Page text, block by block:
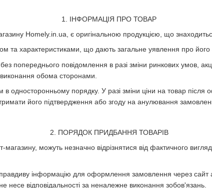
1. ІНФОРМАЦІЯ ПРО ТОВАР
Homely.in.ua, є оригінальною продукцією, що
та характеристиками, що дають загальне уявлення про його
попереднього повідомлення в разі зміни ринкових умов,
обома сторонами.
односторонньому порядку. У разі зміни ціни на товар
його підтвердження або згоду на анулювання
2. ПОРЯДОК ПРИДБАННЯ ТОВАРІВ
можуть незначно відрізнятися від фактичного
інформацію для оформлення замовлення через сайт
відповідальності за неналежне виконання зобов'язань.